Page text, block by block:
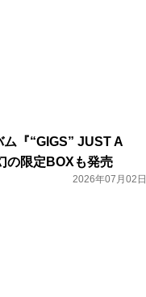
『“GIGS” JUST A
の限定BOXも発売
2026年07月02日